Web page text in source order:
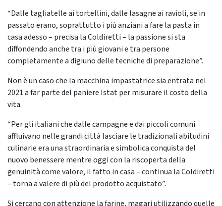
“Dalle tagliatelle ai tortellini, dalle lasagne ai ravioli, se in
passato erano, soprattutto i più anziani a fare la pasta in
casa adesso – precisa la Coldiretti – la passione si sta
diffondendo anche tra i più giovani e tra persone
completamente a digiuno delle tecniche di preparazione”.
Non è un caso che la macchina impastatrice sia entrata nel
2021 a far parte del paniere Istat per misurare il costo della
vita.
“Per gli italiani che dalle campagne e dai piccoli comuni
affluivano nelle grandi città lasciare le tradizionali abitudini
culinarie era una straordinaria e simbolica conquista del
nuovo benessere mentre oggi con la riscoperta della
genuinità come valore, il fatto in casa – continua la Coldiretti
– torna a valere di più del prodotto acquistato”.
Si cercano con attenzione la farine, magari utilizzando quelle